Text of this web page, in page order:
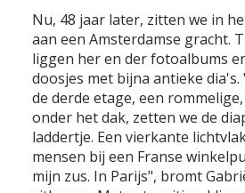
Nu, 48 jaar later, zitten we in
aan een Amsterdamse gracht.
liggen her en der fotoalbums
doosjes met bijna antieke dia's.
de derde etage, een
onder het dak, zetten we de
laddertje. Een vierkante
mensen bij een Franse
mijn zus. In Parijs", bromt